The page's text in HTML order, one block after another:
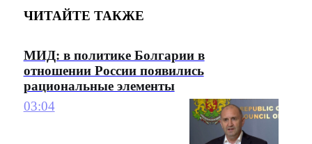
ЧИТАЙТЕ ТАКЖЕ
МИД: в политике Болгарии в
отношении России появились
рациональные элементы
03:04